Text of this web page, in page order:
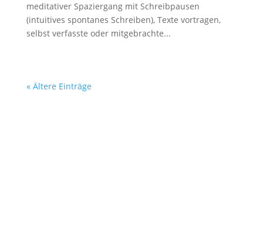
meditativer Spaziergang mit Schreibpausen
(intuitives spontanes Schreiben), Texte vortragen,
selbst verfasste oder mitgebrachte...
« Ältere Einträge